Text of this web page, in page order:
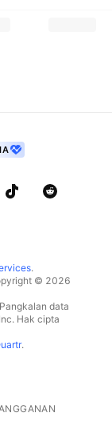
.
© 2026
data
Hak cipta
.